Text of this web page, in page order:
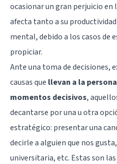
ocasionar un gran perjuicio en
afecta tanto a su
mental, debido a los casos de
propiciar.
Ante una toma de decisiones,
causas que llevan a la
momentos decisivos,
decantarse por una u otra
estratégico: presentar una
decirle a alguien que nos
universitaria, etc. Estas son